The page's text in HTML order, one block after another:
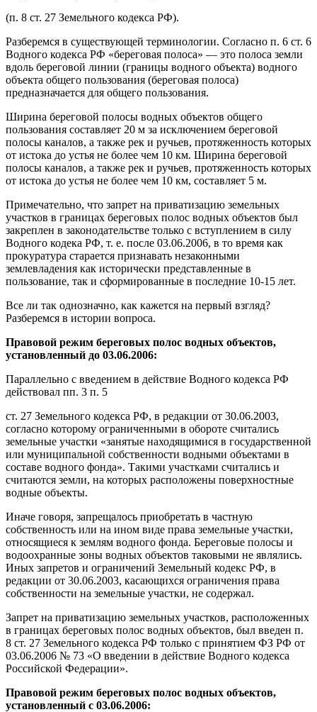
(п. 8 ст. 27 Земельного кодекса РФ).
Разберемся в существующей терминологии. Согласно п. 6 ст. 6
Водного кодекса РФ «береговая полоса» — это полоса земли
вдоль береговой линии (границы водного объекта) водного
объекта общего пользования (береговая полоса)
предназначается для общего пользования.
Ширина береговой полосы водных объектов общего
пользования составляет 20 м за исключением береговой
полосы каналов, а также рек и ручьев, протяженность которых
от истока до устья не более чем 10 км. Ширина береговой
полосы каналов, а также рек и ручьев, протяженность которых
от истока до устья не более чем 10 км, составляет 5 м.
Примечательно, что запрет на приватизацию земельных
участков в границах береговых полос водных объектов был
закреплен в законодательстве только с вступлением в силу
Водного кодека РФ, т. е. после 03.06.2006, в то время как
прокуратура старается признавать незаконными
землевладения как исторически представленные в
пользование, так и сформированные в последние 10-15 лет.
Все ли так однозначно, как кажется на первый взгляд?
Разберемся в истории вопроса.
Правовой режим береговых полос водных объектов,
установленный до 03.06.2006:
Параллельно с введением в действие Водного кодекса РФ
действовал пп. 3 п. 5
ст. 27 Земельного кодекса РФ, в редакции от 30.06.2003,
согласно которому ограниченными в обороте считались
земельные участки «занятые находящимися в государственной
или муниципальной собственности водными объектами в
составе водного фонда». Такими участками считались и
считаются земли, на которых расположены поверхностные
водные объекты.
Иначе говоря, запрещалось приобретать в частную
собственность или на ином виде права земельные участки,
относящиеся к землям водного фонда. Береговые полосы и
водоохранные зоны водных объектов таковыми не являлись.
Иных запретов и ограничений Земельный кодекс РФ, в
редакции от 30.06.2003, касающихся ограничения права
собственности на земельные участки, не содержал.
Запрет на приватизацию земельных участков, расположенных
в границах береговых полос водных объектов, был введен п.
8 ст. 27 Земельного кодекса РФ только с принятием ФЗ РФ от
03.06.2006 № 73 «О введении в действие Водного кодекса
Российской Федерации».
Правовой режим береговых полос водных объектов,
установленный с 03.06.2006: